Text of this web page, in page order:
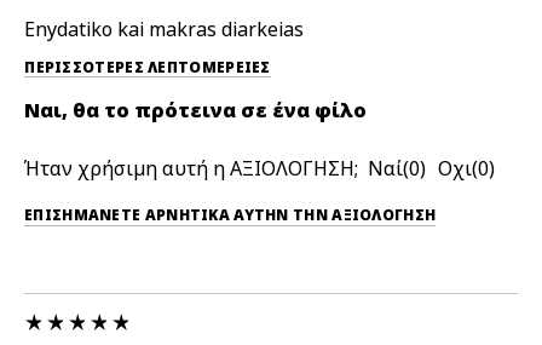
Enydatiko kai makras diarkeias
ΠΕΡΙΣΣΌΤΕΡΕΣ ΛΕΠΤΟΜΈΡΕΙΕΣ
Ναι, θα το πρότεινα σε ένα φίλο
Ήταν χρήσιμη αυτή η ΑΞΙΟΛΟΓΗΣΗ; 0 0
ΕΠΙΣΗΜΆΝΕΤΕ ΑΡΝΗΤΙΚΆ ΑΥΤΉΝ ΤΗΝ ΑΞΙΟΛΟΓΗΣΗ